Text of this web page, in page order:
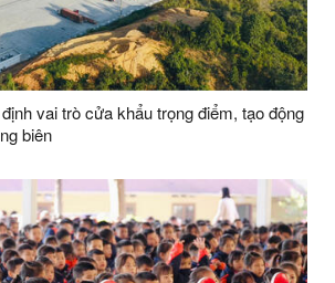
vai trò cửa khẩu trọng điểm, tạo động
biên